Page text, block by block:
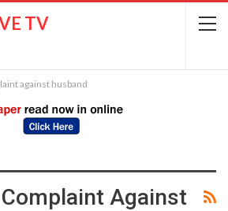
TV
against husband
Against